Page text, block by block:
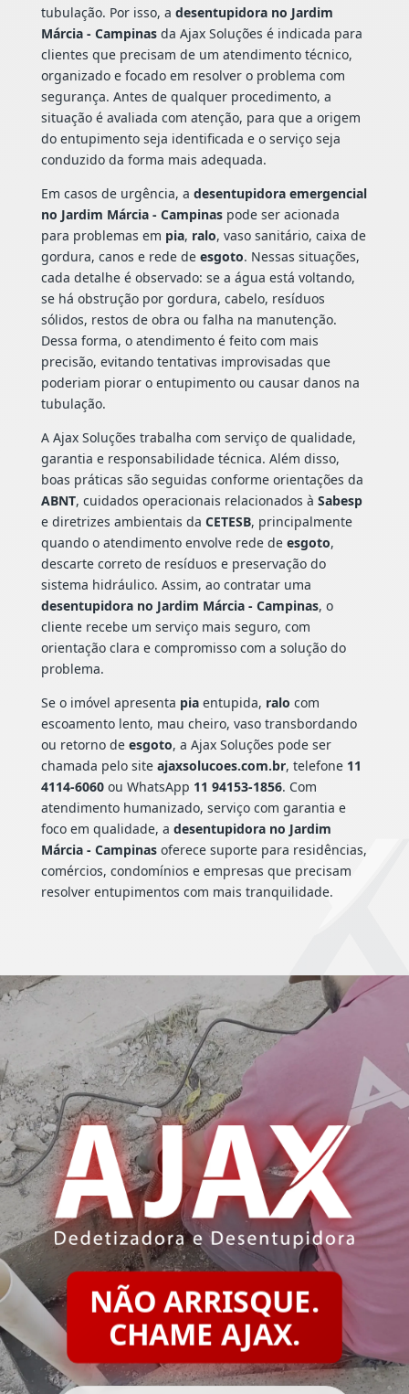
tubulação. Por isso, a desentupidora no Jardim
Márcia - Campinasda Ajax Soluções é indicada para
clientes que precisam de um atendimento técnico,
organizado e focado em resolver o problema com
segurança. Antes de qualquer procedimento, a
situação é avaliada com atenção, para que a origem
do entupimento seja identificada e o serviço seja
conduzido da forma mais adequada.
Em casos de urgência, a desentupidora emergencial
no Jardim Márcia - Campinaspode ser acionada
para problemas em pia, ralo, vaso sanitário, caixa de
gordura, canos e rede de esgoto. Nessas situações,
cada detalhe é observado: se a água está voltando,
se há obstrução por gordura, cabelo, resíduos
sólidos, restos de obra ou falha na manutenção.
Dessa forma, o atendimento é feito com mais
precisão, evitando tentativas improvisadas que
poderiam piorar o entupimento ou causar danos na
tubulação.
A Ajax Soluções trabalha com serviço de qualidade,
garantia e responsabilidade técnica. Além disso,
boas práticas são seguidas conforme orientações da
ABNT, cuidados operacionais relacionados à Sabesp
e diretrizes ambientais da CETESB, principalmente
quando o atendimento envolve rede de esgoto,
descarte correto de resíduos e preservação do
sistema hidráulico. Assim, ao contratar uma
desentupidora no Jardim Márcia - Campinas, o
cliente recebe um serviço mais seguro, com
orientação clara e compromisso com a solução do
problema.
Se o imóvel apresenta piaentupida, ralo com
escoamento lento, mau cheiro, vaso transbordando
ou retorno de esgoto, a Ajax Soluções pode ser
chamada pelo site ajaxsolucoes.com.br, telefone 11
4114-6060ou WhatsApp 11 94153-1856. Com
atendimento humanizado, serviço com garantia e
foco em qualidade, a desentupidora no Jardim
Márcia - Campinasoferece suporte para residências,
comércios, condomínios e empresas que precisam
resolver entupimentos com mais tranquilidade.
NÃO ARRISQUE.
CHAME AJAX.